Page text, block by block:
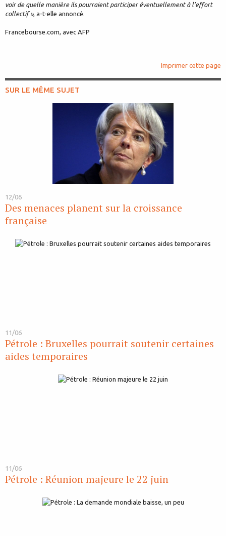
voir de quelle manière ils pourraient participer éventuellement à l’effort
collectif », a-t-elle annoncé.
Francebourse.com, avec AFP
Imprimer cette page
SUR LE MÊME SUJET
12/06
Des menaces planent sur la croissance
française
11/06
Pétrole : Bruxelles pourrait soutenir certaines
aides temporaires
11/06
Pétrole : Réunion majeure le 22 juin